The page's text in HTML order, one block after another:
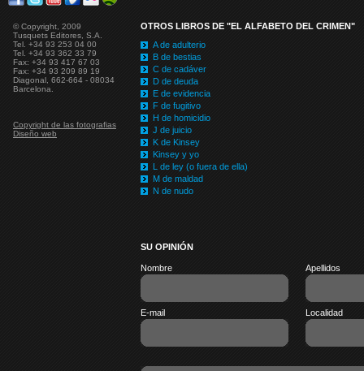
© Copyright, 2009
Tusquets Editores, S.A.
Tel. +34 93 253 04 00
Tel. +34 93 362 33 79
Fax: +34 93 417 67 03
Fax: +34 93 209 89 19
Diagonal, 662-664 - 08034
Barcelona.
Copyright de las fotografias
Diseño web
OTROS LIBROS DE "EL ALFABETO DEL CRIMEN"
A de adulterio
B de bestias
C de cadáver
D de deuda
E de evidencia
F de fugitivo
H de homicidio
J de juicio
K de Kinsey
Kinsey y yo
L de ley (o fuera de ella)
M de maldad
N de nudo
SU OPINIÓN
Nombre Apellidos
E-mail Localidad